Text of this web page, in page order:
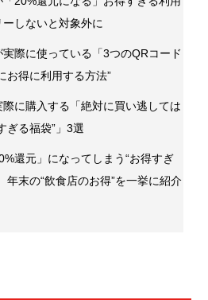
しないと対象外に
際に使っている「3つのQRコード
お得に利用する方法”
に購入する「絶対に買い逃しては
ぎる福袋”」3選
還元」になってしまう“お得すぎ
年末の“飲食店のお得”を一挙に紹介